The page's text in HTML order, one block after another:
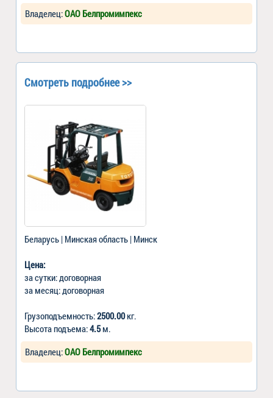
Владелец:ОАО Белпромимпекс
Смотреть подробнее >>
Беларусь | Минская область | Минск
Цена:
за сутки: договорная
за месяц: договорная
Грузоподъемность:2500.00кг.
Высота подъема:4.5м.
Владелец:ОАО Белпромимпекс